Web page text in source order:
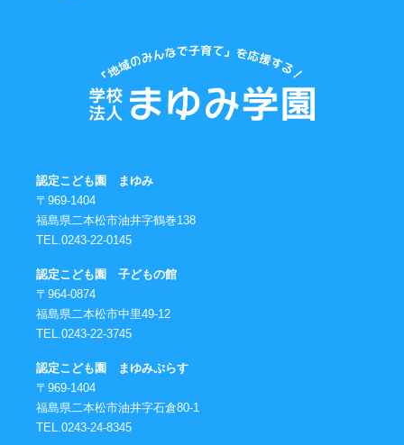
認定こども園 まゆみ
〒969-1404
福島県二本松市油井字鶴巻138
TEL.0243-22-0145
認定こども園 子どもの館
〒964-0874
福島県二本松市中里49-12
TEL.0243-22-3745
認定こども園 まゆみぷらす
〒969-1404
福島県二本松市油井字石倉80-1
TEL.0243-24-8345